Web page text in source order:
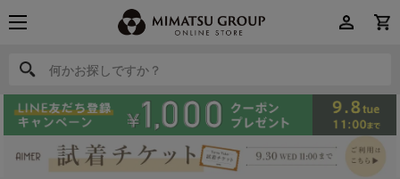
何かお探しですか？
何かお探しですか？